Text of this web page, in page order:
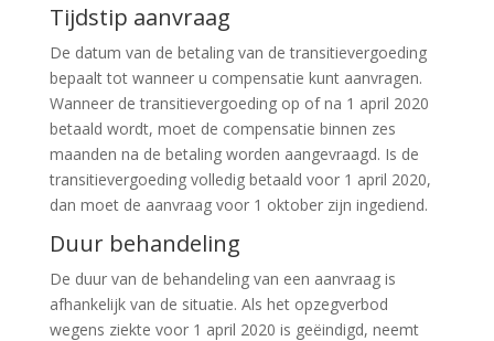
Tijdstip aanvraag
De datum van de betaling van de transitievergoeding
bepaalt tot wanneer u compensatie kunt aanvragen.
Wanneer de transitievergoeding op of na 1 april 2020
betaald wordt, moet de compensatie binnen zes
maanden na de betaling worden aangevraagd. Is de
transitievergoeding volledig betaald voor 1 april 2020,
dan moet de aanvraag voor 1 oktober zijn ingediend.
Duur behandeling
De duur van de behandeling van een aanvraag is
afhankelijk van de situatie. Als het opzegverbod
wegens ziekte voor 1 april 2020 is geëindigd, neemt